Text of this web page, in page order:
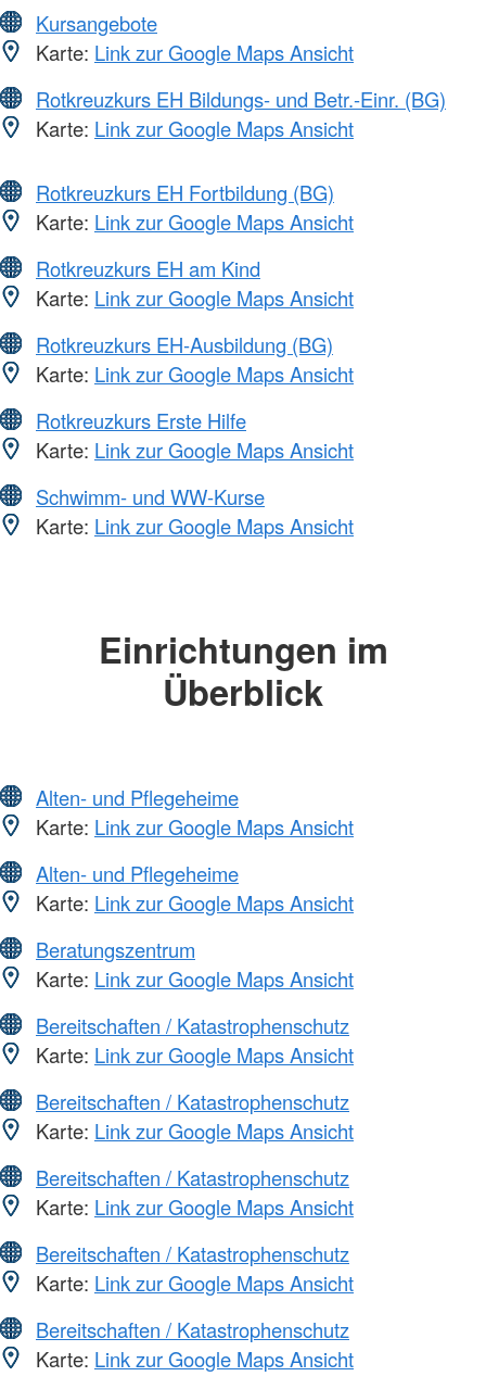
Kursangebote
Karte: Link zur Google Maps Ansicht
Rotkreuzkurs EH Bildungs- und Betr.-Einr. (BG)
Karte: Link zur Google Maps Ansicht
Rotkreuzkurs EH Fortbildung (BG)
Karte: Link zur Google Maps Ansicht
Rotkreuzkurs EH am Kind
Karte: Link zur Google Maps Ansicht
Rotkreuzkurs EH-Ausbildung (BG)
Karte: Link zur Google Maps Ansicht
Rotkreuzkurs Erste Hilfe
Karte: Link zur Google Maps Ansicht
Schwimm- und WW-Kurse
Karte: Link zur Google Maps Ansicht
Einrichtungen im
Überblick
Alten- und Pflegeheime
Karte: Link zur Google Maps Ansicht
Alten- und Pflegeheime
Karte: Link zur Google Maps Ansicht
Beratungszentrum
Karte: Link zur Google Maps Ansicht
Bereitschaften / Katastrophenschutz
Karte: Link zur Google Maps Ansicht
Bereitschaften / Katastrophenschutz
Karte: Link zur Google Maps Ansicht
Bereitschaften / Katastrophenschutz
Karte: Link zur Google Maps Ansicht
Bereitschaften / Katastrophenschutz
Karte: Link zur Google Maps Ansicht
Bereitschaften / Katastrophenschutz
Karte: Link zur Google Maps Ansicht